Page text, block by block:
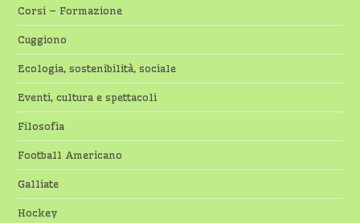
Corsi – Formazione
Cuggiono
Ecologia, sostenibilità, sociale
Eventi, cultura e spettacoli
Filosofia
Football Americano
Galliate
Hockey